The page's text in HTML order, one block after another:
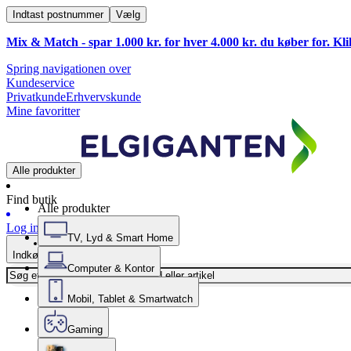
Indtast postnummer Vælg
Mix & Match - spar 1.000 kr. for hver 4.000 kr. du køber for.
Spring navigationen over
Kundeservice
PrivatkundeErhvervskunde
Mine favoritter
Alle produkter
Find butik
Log ind
Indkøbskurv
Alle produkter
TV, Lyd & Smart Home
Computer & Kontor
Mobil, Tablet & Smartwatch
Gaming